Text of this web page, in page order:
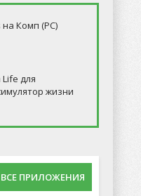
Комп (PC)
для
жизни
ВСЕ ПРИЛОЖЕНИЯ